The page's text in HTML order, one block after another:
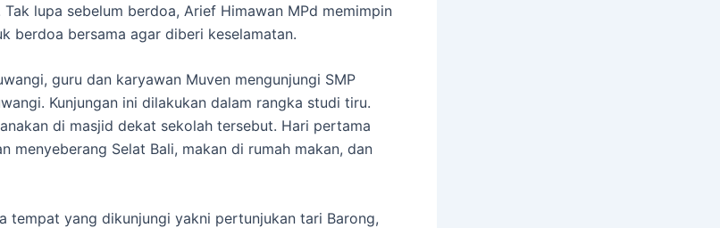
lupa sebelum berdoa, Arief Himawan MPd memimpin
berdoa bersama agar diberi keselamatan.
guru dan karyawan Muven mengunjungi SMP
Kunjungan ini dilakukan dalam rangka studi tiru.
di masjid dekat sekolah tersebut. Hari pertama
menyeberang Selat Bali, makan di rumah makan, dan
tempat yang dikunjungi yakni pertunjukan tari Barong,